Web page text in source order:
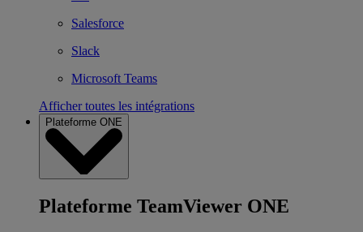
Salesforce
Slack
Microsoft Teams
Afficher toutes les intégrations
Plateforme ONE
Plateforme TeamViewer ONE